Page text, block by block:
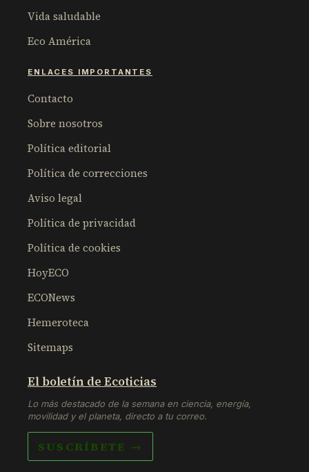
Vida saludable
Eco América
ENLACES IMPORTANTES
Contacto
Sobre nosotros
Política editorial
Política de correcciones
Aviso legal
Política de privacidad
Política de cookies
HoyECO
ECONews
Hemeroteca
Sitemaps
El boletín de Ecoticias
Lo más destacado de la semana en ciencia, energía,
movilidad y el planeta, directo a tu correo.
SUSCRÍBETE →